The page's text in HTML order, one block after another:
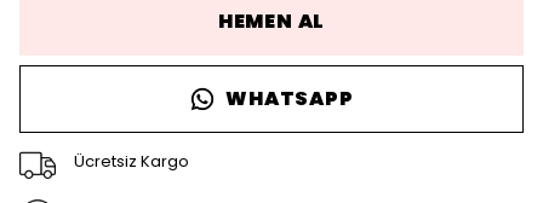
HEMEN AL
WHATSAPP
Ücretsiz Kargo